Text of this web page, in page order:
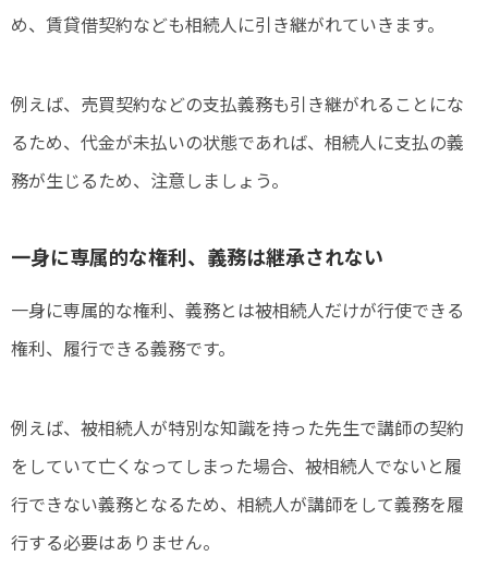
め、賃貸借契約なども相続人に引き継がれていきます。
例えば、売買契約などの支払義務も引き継がれることにな
るため、代金が未払いの状態であれば、相続人に支払の義
務が生じるため、注意しましょう。
一身に専属的な権利、義務は継承されない
一身に専属的な権利、義務とは被相続人だけが行使できる
権利、履行できる義務です。
例えば、被相続人が特別な知識を持った先生で講師の契約
をしていて亡くなってしまった場合、被相続人でないと履
行できない義務となるため、相続人が講師をして義務を履
行する必要はありません。